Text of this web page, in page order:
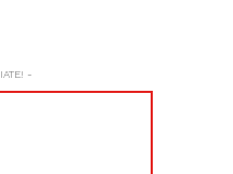
-